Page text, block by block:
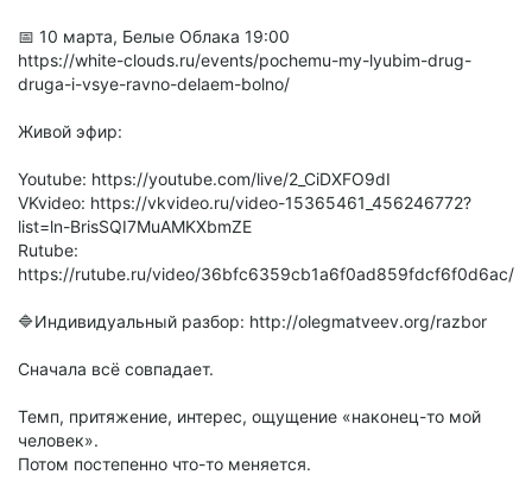
📅 10 марта, Белые Облака 19:00
https://white-clouds.ru/events/pochemu-my-lyubim-drug-
druga-i-vsye-ravno-delaem-bolno/
Живой эфир:
Youtube: https://youtube.com/live/2_CiDXFO9dI
VKvideo: https://vkvideo.ru/video-15365461_456246772?
list=ln-BrisSQI7MuAMKXbmZE
Rutube:
https://rutube.ru/video/36bfc6359cb1a6f0ad859fdcf6f0d6ac/
🔷Индивидуальный разбор: http://olegmatveev.org/razbor
Сначала всё совпадает.
Темп, притяжение, интерес, ощущение «наконец-то мой
человек».
Потом постепенно что-то меняется.